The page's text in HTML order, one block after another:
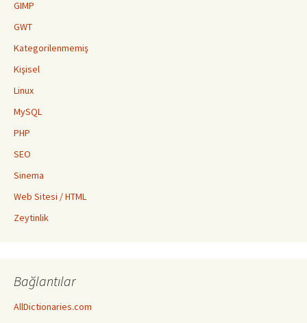
GIMP
GWT
Kategorilenmemiş
Kişisel
Linux
MySQL
PHP
SEO
Sinema
Web Sitesi / HTML
Zeytinlik
Bağlantılar
AllDictionaries.com